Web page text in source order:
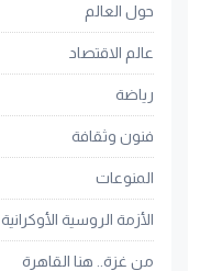
حول العالم
عالم الاقتصاد
رياضة
فنون وثقافة
المنوعات
الأزمة الروسية الأوكرانية
من غزة.. هنا القاهرة